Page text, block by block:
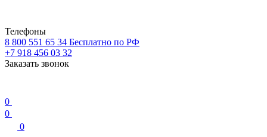
Телефоны
8 800 551 65 34 Бесплатно по РФ
+7 918 456 03 32
Заказать звонок
0
0
0